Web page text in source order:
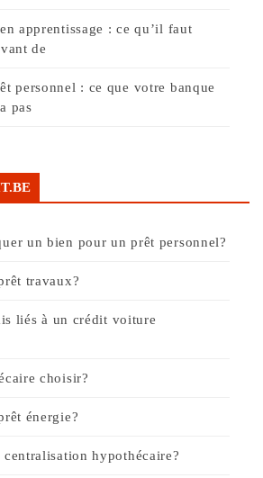
apprentissage : ce qu’il faut
de
personnel : ce que votre banque
pas
un bien pour un prêt personnel?
travaux?
liés à un crédit voiture
choisir?
énergie?
centralisation hypothécaire?